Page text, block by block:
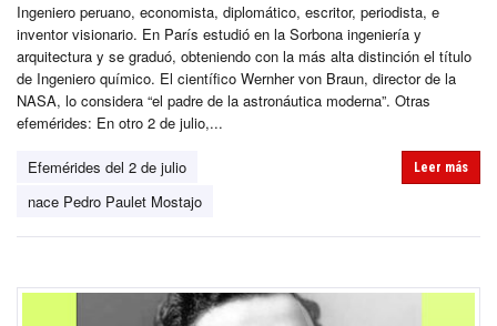
Ingeniero peruano, economista, diplomático, escritor, periodista, e
inventor visionario. En París estudió en la Sorbona ingeniería y
arquitectura y se graduó, obteniendo con la más alta distinción el título
de Ingeniero químico. El científico Wernher von Braun, director de la
NASA, lo considera “el padre de la astronáutica moderna”. Otras
efemérides: En otro 2 de julio,...
Efemérides del 2 de julio
nace Pedro Paulet Mostajo
Leer más